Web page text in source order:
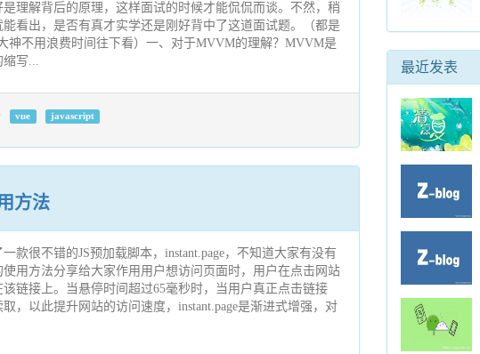
理解背后的原理，这样面试的时候才能侃侃而谈。不然，稍
看出，是否有真才实学还是刚好背中了这道面试题。（都是
神不用浪费时间往下看）一、对于MVVM的理解？MVVM是
缩写...
vue javascript
方法
款很不错的JS预加载脚本，instant.page，不知道大家有没有
用方法分享给大家作用用户想访问页面时，用户在点击网站
链接上。当悬停时间超过65毫秒时，当用户真正点击链接
，以此提升网站的访问速度，instant.page是渐进式增强，对
最近发表